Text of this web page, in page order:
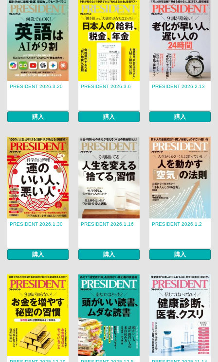
PRESIDENT 2026.3.20
購入
PRESIDENT 2026.3.6
購入
PRESIDENT 2026.2.13
購入
PRESIDENT 2026.1.30
購入
PRESIDENT 2026.1.16
購入
PRESIDENT 2026.1.2
購入